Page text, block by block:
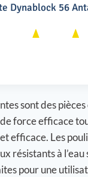
Dynablock 56
sont des
force efficace
efficace. Les
résistants à
pour une